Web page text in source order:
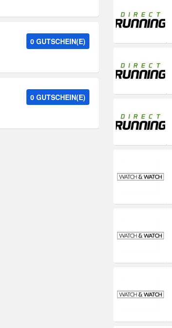
0 GUTSCHEIN(E)
0 GUTSCHEIN(E)